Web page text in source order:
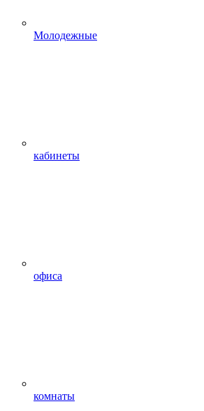
Молодежные
кабинеты
офиса
комнаты